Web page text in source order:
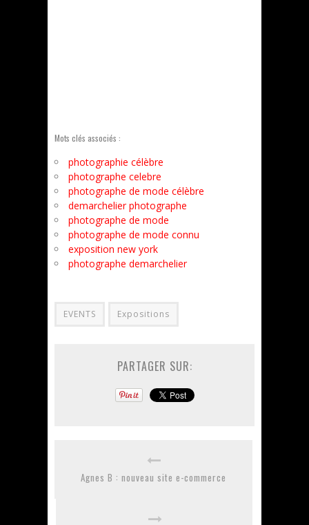
Mots clés associés :
photographie célèbre
photographe celebre
photographe de mode célèbre
demarchelier photographe
photographe de mode
photographe de mode connu
exposition new york
photographe demarchelier
EVENTS Expositions
PARTAGER SUR:
Agnes B : nouveau site e-commerce